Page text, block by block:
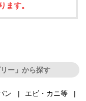
ます。
ー」から探す
ン
エビ・カニ等